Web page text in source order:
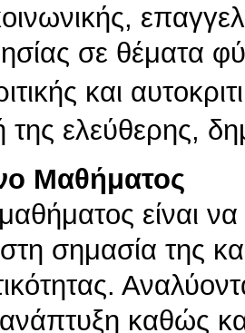
σε θέματα
και
ελεύθερης,
Μαθήματος
είναι να
σημασία της
καθώς